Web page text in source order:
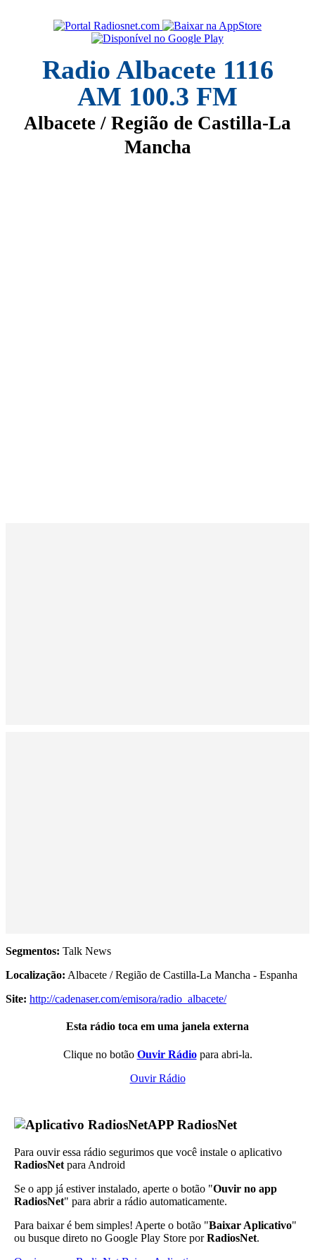
Radio Albacete 1116
AM 100.3 FM
Albacete / Região de Castilla-La
Mancha
Segmentos: Talk News
Localização: Albacete / Região de Castilla-La Mancha - Espanha
Site: http://cadenaser.com/emisora/radio_albacete/
Esta rádio toca em uma janela externa
Clique no botão Ouvir Rádiopara abri-la.
Ouvir Rádio
APP RadiosNet
Para ouvir essa rádio segurimos que você instale o aplicativo
RadiosNet para Android
Se o app já estiver instalado, aperte o botão "Ouvir no app
RadiosNet" para abrir a rádio automaticamente.
Para baixar é bem simples! Aperte o botão "Baixar Aplicativo"
ou busque direto no Google Play Store porRadiosNet.